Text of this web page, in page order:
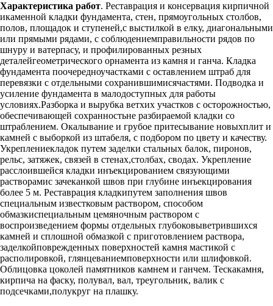
Характеристика работ. Реставрация и консервация кирпичной
икаменной кладки фундамента, стен, прямоугольных столбов,
полов, площадок и ступеней,с выстилкой в елку, диагональными
или прямыми рядами, с соблюдениемправильности рядов по
шнуру и ватерпасу, и профилированных резных
деталейгеометрического орнамента из камня и ганча. Кладка
фундамента поочередноучастками с оставлением штраб для
перевязки с отдельными сохранившимисячастями. Подводка и
усиление фундамента в малодоступных для работы
условиях.Разборка и вырубка ветхих участков с осторожностью,
обеспечивающей сохранностьне разбираемой кладки со
штраблением. Окалывание и грубое притесывание новыхплит и
камней с выборкой из штабеля, с подбором по цвету и качеству.
Укреплениекладок путем заделки стальных балок, пиронов,
рельс, затяжек, связей в стенах,столбах, сводах. Укрепление
расслоившейся кладки инъекцированием связующими
растворамис зачеканкой швов при глубине инъекцирования
более 5 м. Реставрация кладкипутем заполнения швов
специальным известковым раствором, способом
обмазкиспециальным цемяночным раствором с
воспроизведением формы отдельных глубоковыветрившихся
камней и сплошной обмазкой с приготовлением раствора,
заделкойповрежденных поверхностей камня мастикой с
располировкой, глянцеваниемповерхности или шлифовкой.
Облицовка цоколей памятников камнем и ганчем. Тескакамня,
кирпича на фаску, полувал, вал, треугольник, валик с
подсечками,полукруг на плашку.